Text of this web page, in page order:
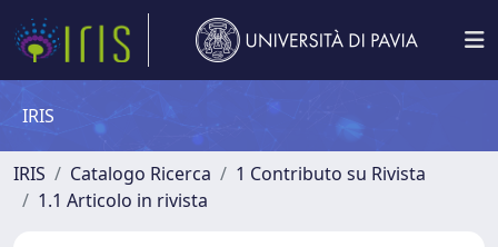
IRIS
IRIS Catalogo Ricerca
1 Contributo su Rivista
1.1 Articolo in rivista